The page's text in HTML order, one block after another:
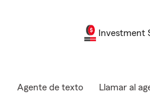
Investment
Agente de texto Llamar al